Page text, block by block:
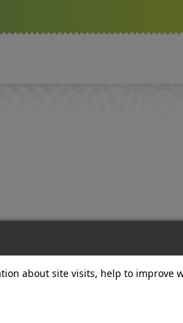
about site visits, help to improve